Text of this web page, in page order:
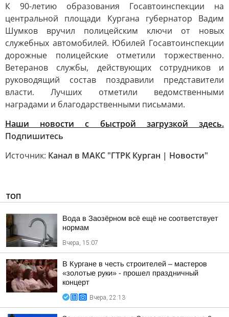
К 90-летию образования Госавтоинспекции на
центральной площади Кургана губернатор Вадим
Шумков вручил полицейским ключи от новых
служебных автомобилей. Юбилей Госавтоинспекции
дорожные полицейские отметили торжественно.
Ветеранов службы, действующих сотрудников и
руководящий состав поздравили представители
власти. Лучших отметили ведомственными
наградами и благодарственными письмами.
Наши новости с быстрой загрузкой здесь.
Подпишитесь
Источник: Канал в МАКС "ГТРК Курган | Новости"
ТОП
Вода в Заозёрном всё ещё не соответствует
нормам
Вчера, 15:07
В Кургане в честь строителей – мастеров
«золотые руки» - прошел праздничный
концерт
Вчера, 22:13